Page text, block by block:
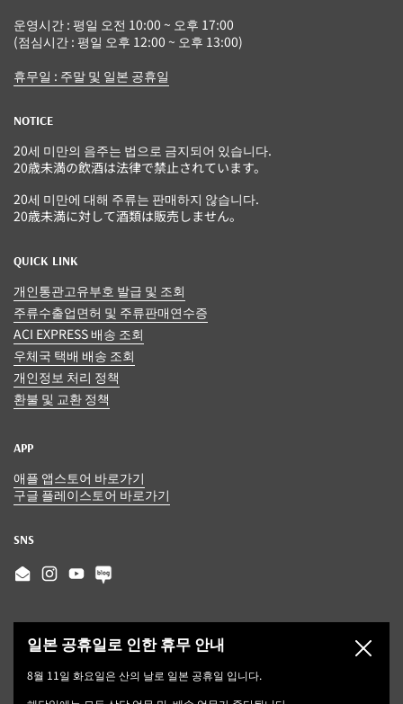
운영시간 : 평일 오전 10:00 ~ 오후 17:00
(점심시간 : 평일 오후 12:00 ~ 오후 13:00)
휴무일 : 주말 및 일본 공휴일
NOTICE
20세 미만의 음주는 법으로 금지되어 있습니다.
20歳未満の飲酒は法律で禁止されています。
20세 미만에 대해 주류는 판매하지 않습니다.
20歳未満に対して酒類は販売しません。
QUICK LINK
개인통관고유부호 발급 및 조회
주류수출업면허 및 주류판매연수증
ACI EXPRESS 배송 조회
우체국 택배 배송 조회
개인정보 처리 정책
환불 및 교환 정책
APP
애플 앱스토어 바로가기
구글 플레이스토어 바로가기
SNS
EmailInstagram
YouTube
일본 공휴일로 인한 휴무 안내
8월 11일 화요일은 산의 날로 일본 공휴일 입니다.
닫기